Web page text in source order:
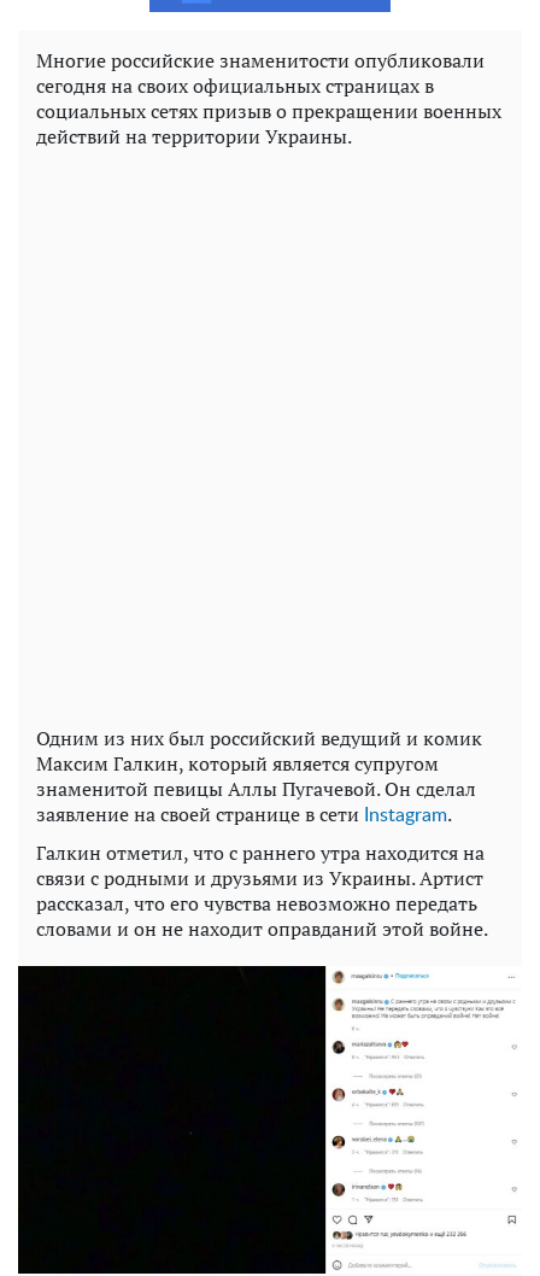
Многие российские знаменитости опубликовали
сегодня на своих официальных страницах в
социальных сетях призыв о прекращении военных
действий на территории Украины.
Одним из них был российский ведущий и комик
Максим Галкин, который является супругом
знаменитой певицы Аллы Пугачевой. Он сделал
заявление на своей странице в сети
Instagram.
Галкин отметил, что с раннего утра находится на
связи с родными и друзьями из Украины. Артист
рассказал, что его чувства невозможно передать
словами и он не находит оправданий этой войне.